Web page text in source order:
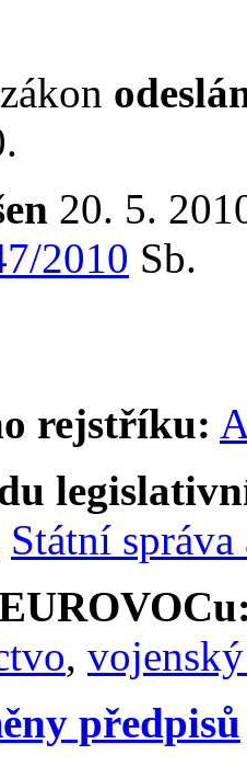
20. 5.
2010 Sb.
rejstříku:
Státní
,
předpisů